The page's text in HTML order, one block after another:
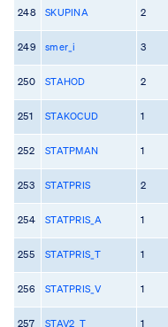
248 SKUPINA 2
249 smer_i 3
250 STAHOD 2
251 STAKOCUD 1
252 STATPMAN 1
253 STATPRIS 2
254 STATPRIS_A 1
255 STATPRIS_T 1
256 STATPRIS_V 1
257 STAV2_T 1